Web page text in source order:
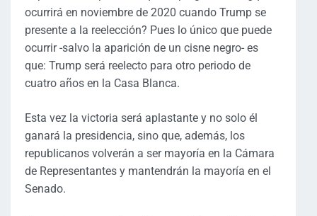
ocurrirá en noviembre de 2020 cuando Trump se
presente a la reelección? Pues lo único que puede
ocurrir -salvo la aparición de un cisne negro- es
que: Trump será reelecto para otro periodo de
cuatro años en la Casa Blanca.
Esta vez la victoria será aplastante y no solo él
ganará la presidencia, sino que, además, los
republicanos volverán a ser mayoría en la Cámara
de Representantes y mantendrán la mayoría en el
Senado.